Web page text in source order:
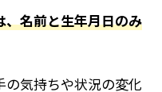
名前と生年月日のみ
気持ちや状況の変化